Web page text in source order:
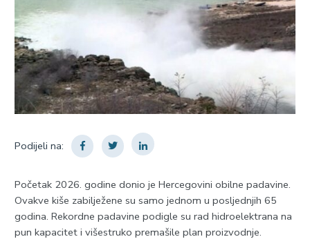
Podijeli na:
Početak 2026. godine donio je Hercegovini obilne padavine.
Ovakve kiše zabilježene su samo jednom u posljednjih 65
godina. Rekordne padavine podigle su rad hidroelektrana na
pun kapacitet i višestruko premašile plan proizvodnje.